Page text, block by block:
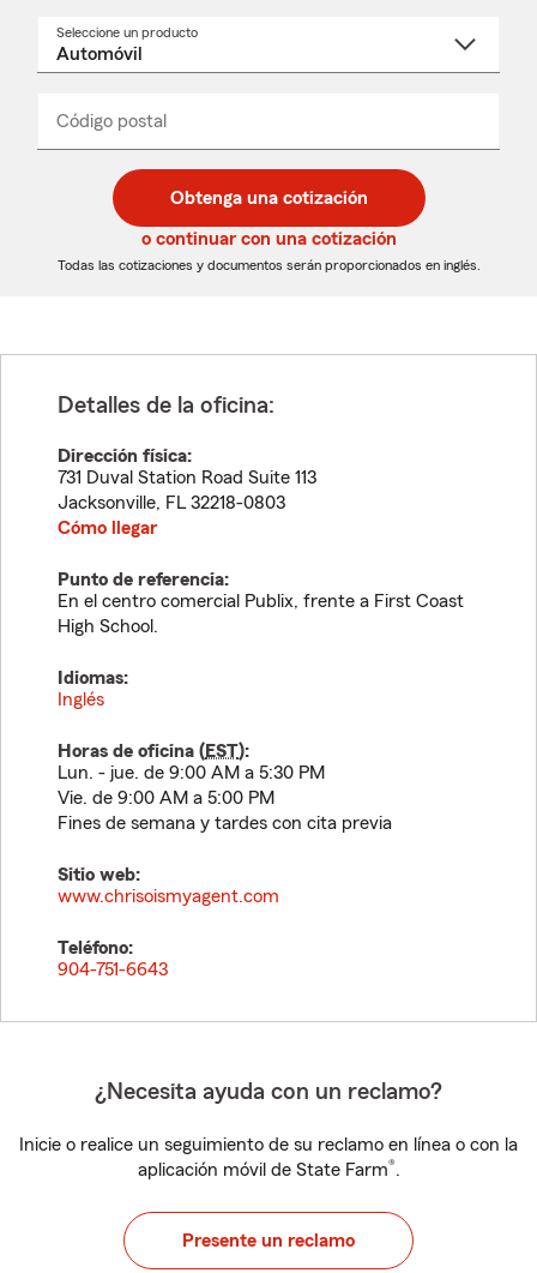
Seleccione un producto
desplegable
Código postal
de
5
dígitos
de
5
dígitos
_____
Obtenga una cotización
o continuar con una cotización
Todas las cotizaciones y documentos serán proporcionados en inglés.
Detalles de la oficina:
Dirección física:
731 Duval Station Road Suite 113
Jacksonville, FL 32218-0803
Cómo llegar
Punto de referencia:
En el centro comercial Publix, frente a First Coast
High School.
Idiomas:
Inglés
Horas de oficina (EST):
Lun. - jue. de 9:00 AM a 5:30 PM
Vie. de 9:00 AM a 5:00 PM
Fines de semana y tardes con cita previa
Sitio web:
www.chrisoismyagent.com
Teléfono:
904-751-6643
¿Necesita ayuda con un reclamo?
Inicie o realice un seguimiento de su reclamo en línea o con la
aplicación móvil de State Farm®.
Presente un reclamo